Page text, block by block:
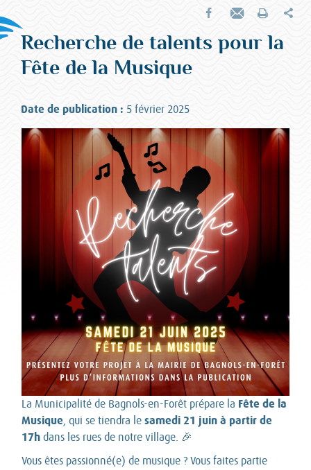
Partager sur Facebook
Envoyer par e-mail
Imprimer
Recherche de talents pour la
Fête de la Musique
Date de publication : 5 février 2025
La Municipalité de Bagnols-en-Forêt prépare la Fête de la
Musique , qui se tiendra le samedi 21 juin à partir de
17h dans les rues de notre village. 🎉
Vous êtes passionné(e) de musique ? Vous faites partie